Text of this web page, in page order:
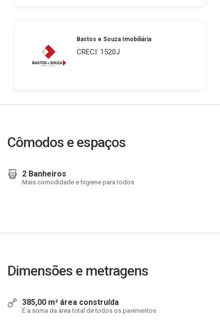
Bastos e Souza Imobiliária
CRECI: 1520J
Cômodos e espaços
2 Banheiros
Mais comodidade e higiene para todos
Dimensões e metragens
385,00 m² área construída
É a soma da área total de todos os pavimentos